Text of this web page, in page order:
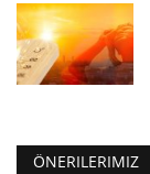
ÖNERILERIMIZ